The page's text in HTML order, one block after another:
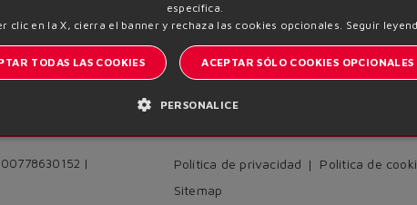
Manténgase informado del mundo Atos
|
Política de privacidad Política de
Sitemap
específica.
clic en la X, cierra el banner y rechaza las cookies opcionales. Seguir
TODAS LAS COOKIES ACEPTAR SÓLO COOKIES OPCIONALES
PERSONALICE